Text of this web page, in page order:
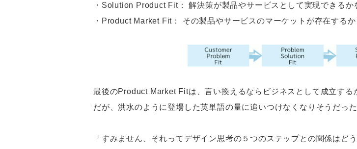
・Solution Product Fit： 解決策が製品やサービスとして実現できるか
・Product Market Fit： その製品やサービスのマーケットが存在するか
最後のProduct Market Fitは、言い換えるならビジネスとして成立す
だが、洪水のように登場した英単語の量に追いつけなくなりそうだった
「すみません、それってデザイン思考の５つのステップとの関係はど